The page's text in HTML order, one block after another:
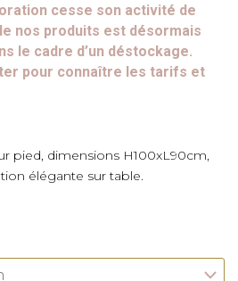
cesse son activité de
nos produits est désormais
le cadre d’un déstockage.
pour connaître les tarifs et
pied, dimensions H100xL90cm,
élégante sur table.